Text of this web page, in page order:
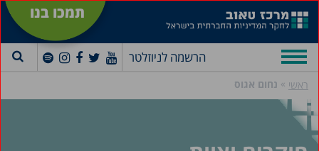
תמכו בנו
הרשמה לניוזלטר
ראשי » נחום אגוס